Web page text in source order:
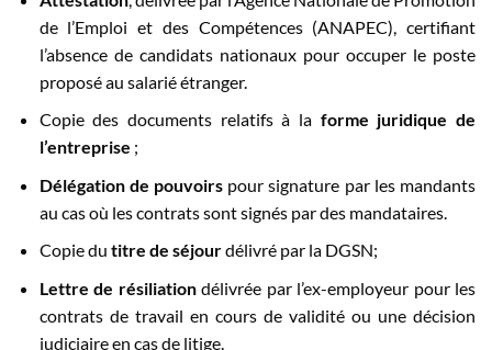
de l’Emploi et des Compétences (ANAPEC), certifiant
l’absence de candidats nationaux pour occuper le poste
proposé au salarié étranger.
Copie des documents relatifs à la forme juridique de
l’entreprise ;
Délégation de pouvoirs pour signature par les mandants
au cas où les contrats sont signés par des mandataires.
Copie du titre de séjourdélivré par la DGSN;
Lettre de résiliationdélivrée par l’ex-employeur pour les
contrats de travail en cours de validité ou une décision
judiciaire en cas de litige.